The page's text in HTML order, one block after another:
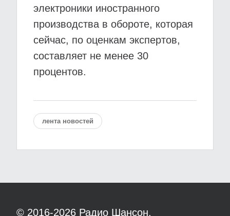
электроники иностранного
производства в обороте, которая
сейчас, по оценкам экспертов,
составляет не менее 30
процентов.
лента новостей
© 2016-2026 Радио Шансон.